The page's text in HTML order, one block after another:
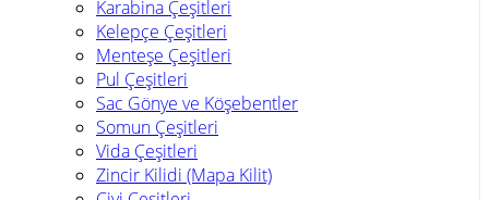
Karabina Çeşitleri
Kelepçe Çeşitleri
Menteşe Çeşitleri
Pul Çeşitleri
Sac Gönye ve Köşebentler
Somun Çeşitleri
Vida Çeşitleri
Zincir Kilidi (Mapa Kilit)